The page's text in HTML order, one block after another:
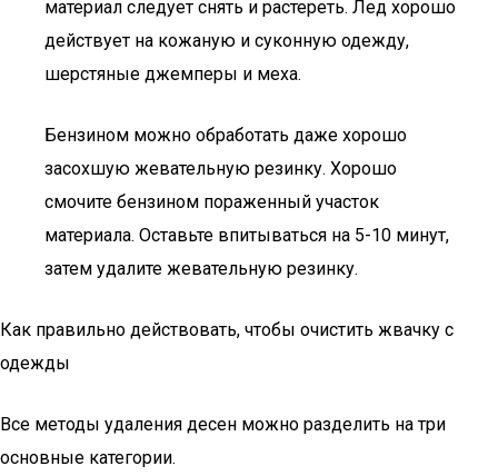
материал следует снять и растереть. Лед хорошо
действует на кожаную и суконную одежду,
шерстяные джемперы и меха.
Бензином можно обработать даже хорошо
засохшую жевательную резинку. Хорошо
смочите бензином пораженный участок
материала. Оставьте впитываться на 5-10 минут,
затем удалите жевательную резинку.
Как правильно действовать, чтобы очистить жвачку с
одежды
Все методы удаления десен можно разделить на три
основные категории.